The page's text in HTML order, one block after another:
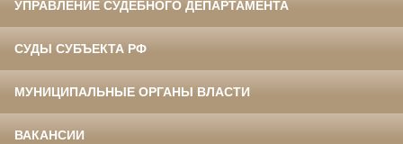
УПРАВЛЕНИЕ СУДЕБНОГО ДЕПАРТАМЕНТА
СУДЫ СУБЪЕКТА РФ
МУНИЦИПАЛЬНЫЕ ОРГАНЫ ВЛАСТИ
ВАКАНСИИ